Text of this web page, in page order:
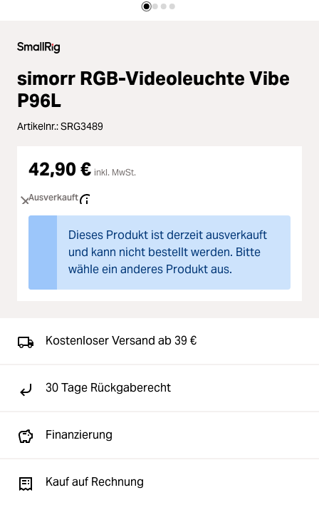
Loading...
Loading... Zubehör
Loading...Licht & Studio
Loading...
Loading... Ferngläser
Loading... Second Hand
Loading... SALE
simorr RGB-Videoleuchte Vibe
P96L
Artikelnr.:SRG3489
42,90 € inkl. MwSt.
Ausverkauft
Dieses Produkt ist derzeit ausverkauft
und kann nicht bestellt werden. Bitte
wähle ein anderes Produkt aus.
Kostenloser Versand ab 39 €
30 Tage Rückgaberecht
Finanzierung
Kauf auf Rechnung